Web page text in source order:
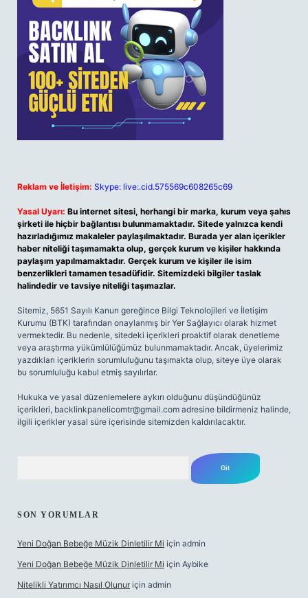
Reklam ve İletişim: Skype: live:.cid.575569c608265c69
Yasal Uyarı: Bu internet sitesi, herhangi bir marka, kurum veya şahıs
şirketi ile hiçbir bağlantısı bulunmamaktadır. Sitede yalnızca kendi
hazırladığımız makaleler paylaşılmaktadır. Burada yer alan içerikler
haber niteliği taşımamakta olup, gerçek kurum ve kişiler hakkında
paylaşım yapılmamaktadır. Gerçek kurum ve kişiler ile isim
benzerlikleri tamamen tesadüfidir. Sitemizdeki bilgiler taslak
halindedir ve tavsiye niteliği taşımazlar.
Sitemiz, 5651 Sayılı Kanun gereğince Bilgi Teknolojileri ve İletişim
Kurumu (BTK) tarafından onaylanmış bir Yer Sağlayıcı olarak hizmet
vermektedir. Bu nedenle, sitedeki içerikleri proaktif olarak denetleme
veya araştırma yükümlülüğümüz bulunmamaktadır. Ancak, üyelerimiz
yazdıkları içeriklerin sorumluluğunu taşımakta olup, siteye üye olarak
bu sorumluluğu kabul etmiş sayılırlar.
Hukuka ve yasal düzenlemelere aykırı olduğunu düşündüğünüz
içerikleri, backlinkpanelicomtr@gmail.com adresine bildirmeniz halinde,
ilgili içerikler yasal süre içerisinde sitemizden kaldırılacaktır.
SON YORUMLAR
Yeni Doğan Bebeğe Müzik Dinletilir Mi için admin
Yeni Doğan Bebeğe Müzik Dinletilir Mi için Aybike
Nitelikli Yatırımcı Nasıl Olunur için admin